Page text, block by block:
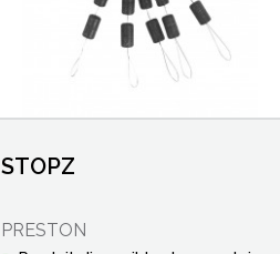
STOPZ
PRESTON